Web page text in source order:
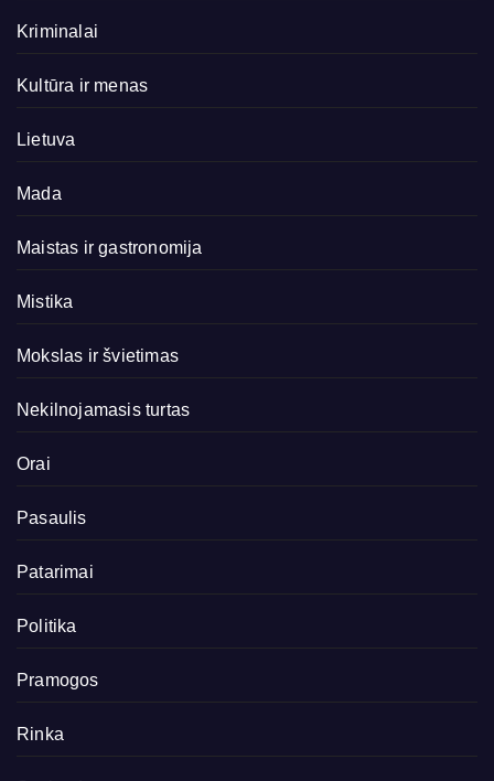
Kriminalai
Kultūra ir menas
Lietuva
Mada
Maistas ir gastronomija
Mistika
Mokslas ir švietimas
Nekilnojamasis turtas
Orai
Pasaulis
Patarimai
Politika
Pramogos
Rinka